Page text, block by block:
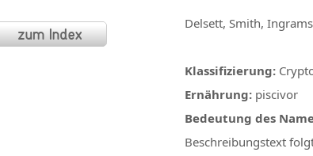
Delsett, Smith,
Klassifizierung:
Ernährung: piscivor
Bedeutung des
Beschreibungstext